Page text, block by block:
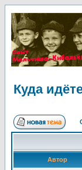
Куда
Автор